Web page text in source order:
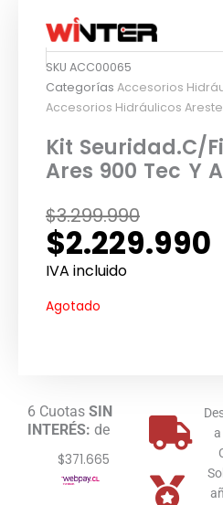
SKU ACC00065
Categorías Accesorios
Accesorios Hidráulicos
Kit Seuridad.C/
Ares 900 Tec Y
$3.299.990
El
precio
original
$3.299.990.
$2.229.990
El
precio
actual
$2.229.990.
IVA incluido
Agotado
6 Cuotas SIN
INTERÉS: de
$371.665